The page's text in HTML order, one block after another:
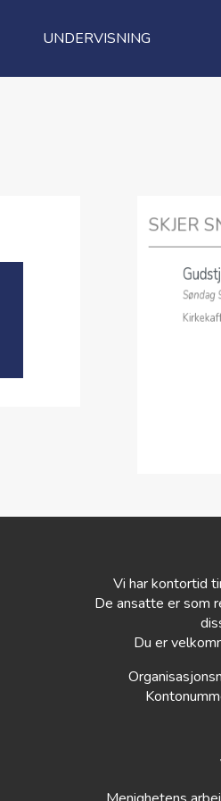
UNDERVISNING
SKJER
Søndag 9.
Tirsdag
Vi har kontortid
De ansatte er som
Du er